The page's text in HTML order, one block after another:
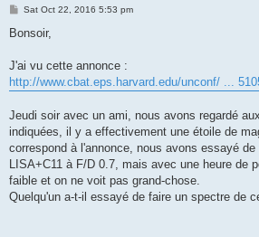
P
s
Sat Oct 22, 2016 5:53 pm
Bonsoir,
J'ai vu cette annonce :
http://www.cbat.eps.harvard.edu/unconf/ ...
Jeudi soir avec un ami, nous avons regardé
indiquées, il y a effectivement une étoile de
correspond à l'annonce, nous avons essayé
LISA+C11 à F/D 0.7, mais avec une heure de
faible et on ne voit pas grand-chose.
Quelqu'un a-t-il essayé de faire un spectre de